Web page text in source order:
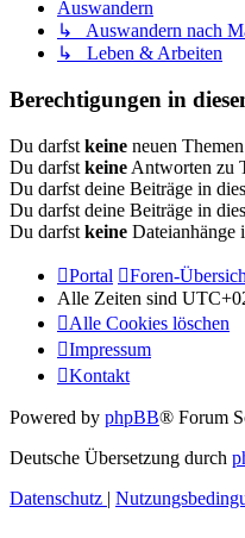
Auswandern
↳ Auswandern nach
↳ Leben & Arbeiten
Berechtigungen in
Du darfst keine neuen
Du darfst keine Antworten zu
Du darfst deine Beiträge in
Du darfst deine Beiträge in
Du darfst keine Dateianhänge
Portal
Foren-
Alle Zeiten sind
Alle Cookies löschen
Impressum
Kontakt
Powered by phpBB® Forum
Deutsche Übersetzung durch
Datenschutz |